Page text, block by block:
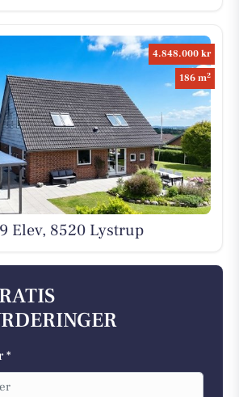
4.848.000 kr
186 m2
Elev, 8520 Lystrup
*